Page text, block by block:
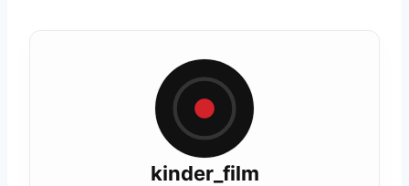
kinder_film